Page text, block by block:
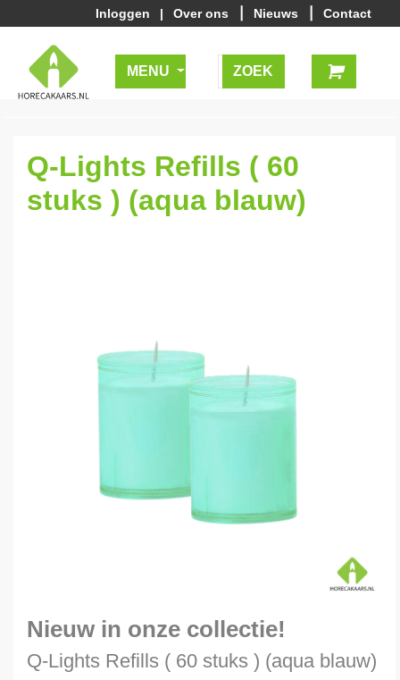
Inloggen | Over ons Nieuws Contact
MENU
Q-Lights Refills ( 60
stuks ) (aqua blauw)
Nieuw in onze collectie!
Q-Lights Refills ( 60 stuks ) (aqua blauw)